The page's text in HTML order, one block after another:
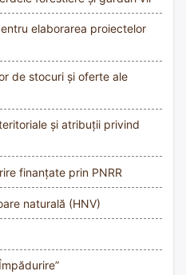
elaborarea proiectelor
de stocuri și oferte ale
și atribuții privind
finanțate prin PNRR
naturală (HNV)